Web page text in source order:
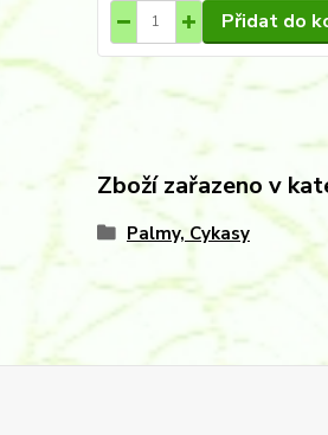
Přidat do
Zboží zařazeno v
Palmy, Cykasy